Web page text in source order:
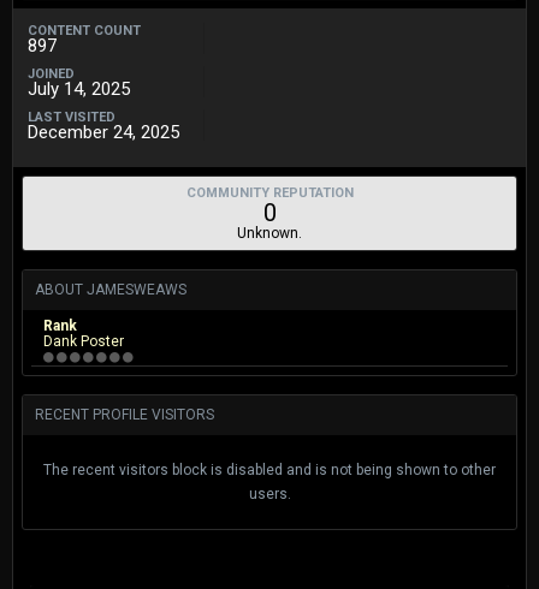
CONTENT COUNT
897
JOINED
July 14, 2025
LAST VISITED
December 24, 2025
COMMUNITY REPUTATION
0
Unknown.
ABOUT JAMESWEAWS
Rank
Dank Poster
RECENT PROFILE VISITORS
The recent visitors block is disabled and is not being shown to other
users.